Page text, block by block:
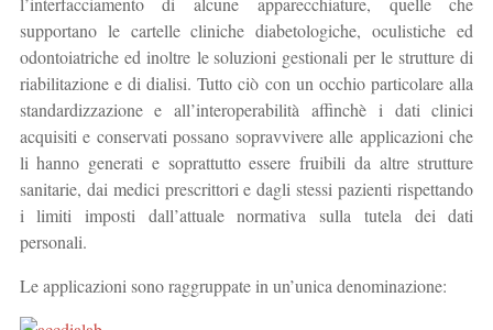
supportano le cartelle cliniche diabetologiche, oculistiche ed
odontoiatriche ed inoltre le soluzioni gestionali per le strutture di
riabilitazione e di dialisi. Tutto ciò con un occhio particolare alla
standardizzazione e all’interoperabilità affinchè i dati clinici
acquisiti e conservati possano sopravvivere alle applicazioni che
li hanno generati e soprattutto essere fruibili da altre strutture
sanitarie, dai medici prescrittori e dagli stessi pazienti rispettando
i limiti imposti dall’attuale normativa sulla tutela dei dati
personali.
Le applicazioni sono raggruppate in un’unica denominazione: